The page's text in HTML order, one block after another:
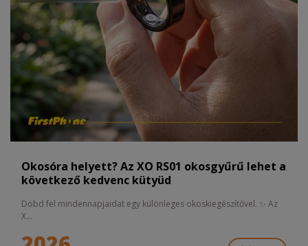
Okosóra helyett? Az XO RS01 okosgyűrű lehet a
következő kedvenc kütyüd
Dobd fel mindennapjaidat egy különleges okoskiegészítővel. ✨ Az
X...